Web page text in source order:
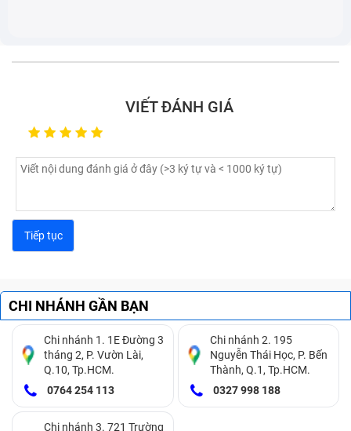
Lỗi bàn phím laptop bị chập:Bạn không gõ gì trên
bàn phím thế nhưng trên màn hình các ký tự xuất
hiện không ngừng, khiến bạn không thể điều khiển
Lỗi bàn phím laptop bị đơ:Một vài phím bấm có
lúc gõ được có lúc không, đôi khi bắt buộc bạn phải
Laptop bị liệt bàn phím:Khi bạn soạn thảo văn bản
nhưng có phím thì đánh chữ được và có phím lại
không.
Nhảy ký tự hoặc gõ sai phím : Khi nhấn một phím
mà hiển thị nhiều ký tự hoặc nhảy sang ký tự khác,
VIẾT ĐÁNH GIÁ
CHI NHÁNH GẦN BẠN
Chi nhánh 1. 1E Đường 3
tháng 2, P. Vườn Lài,
Q.10, Tp.HCM.
0764 254 113
Chi nhánh 2. 195
Nguyễn Thái Học, P. Bến
Thành, Q.1, Tp.HCM.
0327 998 188
Chi nhánh 3. 721 Trường